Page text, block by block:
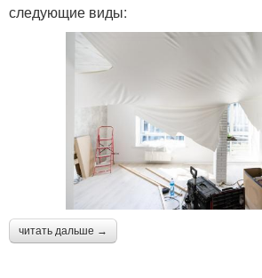
следующие виды:
читать дальше →